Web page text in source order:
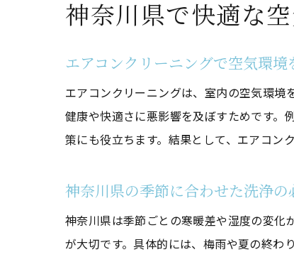
神奈川県で快適な
エアコンクリーニングで空気環境
エアコンクリーニングは、室内の空気環境
健康や快適さに悪影響を及ぼすためです。
策にも役立ちます。結果として、エアコン
神奈川県の季節に合わせた洗浄の
神奈川県は季節ごとの寒暖差や湿度の変化
が大切です。具体的には、梅雨や夏の終わ